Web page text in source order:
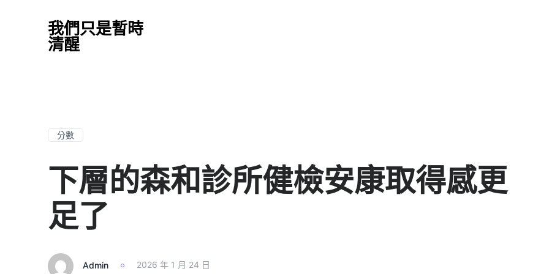
我們只是暫時
清醒
分數
下層的森和診所健檢安康取得感更
足了
Admin 2026 年 1 月 24 日